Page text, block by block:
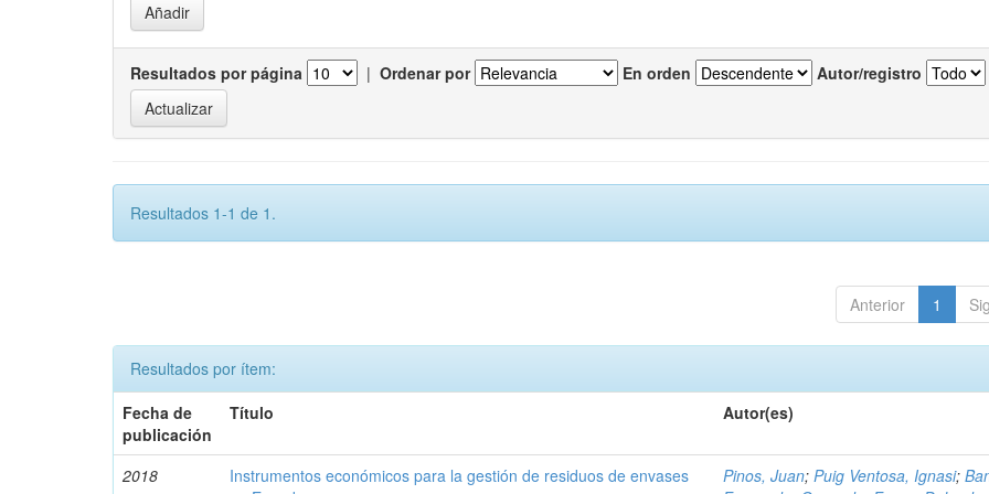
Resultados por página | Ordenar por En orden Autor/registro
Resultados 1-1 de 1.
Anterior 1
Resultados por ítem:
Fecha de
publicación
Título Autor(es)
2018
Instrumentos económicos para la gestión de residuos de envases
Pinos, Juan;Puig Ventosa, Ignasi;